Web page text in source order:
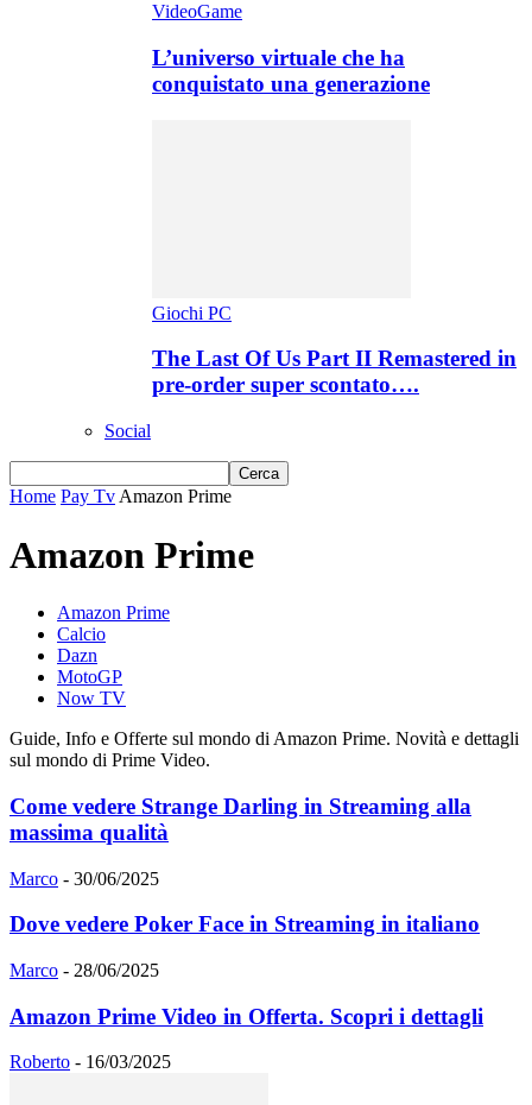
VideoGame
L’universo virtuale che ha
conquistato una generazione
Giochi PC
The Last Of Us Part II Remastered in
pre-order super scontato….
Social
Home Pay Tv Amazon Prime
Amazon Prime
Amazon Prime
Calcio
Dazn
MotoGP
Now TV
Guide, Info e Offerte sul mondo di Amazon Prime. Novità e dettagli
sul mondo di Prime Video.
Come vedere Strange Darling in Streaming alla
massima qualità
Marco - 30/06/2025
Dove vedere Poker Face in Streaming in italiano
Marco - 28/06/2025
Amazon Prime Video in Offerta. Scopri i dettagli
Roberto - 16/03/2025